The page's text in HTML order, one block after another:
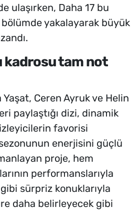
ulaşırken, Daha 17bu
bölümde yakalayarak büyük
kadrosu tam not
Yaşat, Ceren Ayruk ve Helin
paylaştığı dizi, dinamik
favorisi
enerjisini güçlü
proje, hem
performanslarıyla
sürpriz konuklarıyla
daha belirleyecek gibi